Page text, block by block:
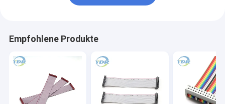
Empfohlene Produkte